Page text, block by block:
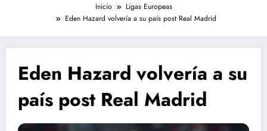
Inicio
Ligas Europeas
Eden Hazard volvería a su país post Real Madrid
Eden Hazard volvería a su
país post Real Madrid